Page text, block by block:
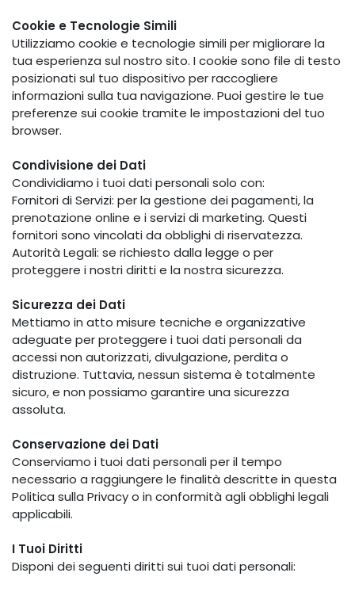
Cookie e Tecnologie Simili
Utilizziamo cookie e tecnologie simili per migliorare la
tua esperienza sul nostro sito. I cookie sono file di testo
posizionati sul tuo dispositivo per raccogliere
informazioni sulla tua navigazione. Puoi gestire le tue
preferenze sui cookie tramite le impostazioni del tuo
browser.
Condivisione dei Dati
Condividiamo i tuoi dati personali solo con:
Fornitori di Servizi: per la gestione dei pagamenti, la
prenotazione online e i servizi di marketing. Questi
fornitori sono vincolati da obblighi di riservatezza.
Autorità Legali: se richiesto dalla legge o per
proteggere i nostri diritti e la nostra sicurezza.
Sicurezza dei Dati
Mettiamo in atto misure tecniche e organizzative
adeguate per proteggere i tuoi dati personali da
accessi non autorizzati, divulgazione, perdita o
distruzione. Tuttavia, nessun sistema è totalmente
sicuro, e non possiamo garantire una sicurezza
assoluta.
Conservazione dei Dati
Conserviamo i tuoi dati personali per il tempo
necessario a raggiungere le finalità descritte in questa
Politica sulla Privacy o in conformità agli obblighi legali
applicabili.
I Tuoi Diritti
Disponi dei seguenti diritti sui tuoi dati personali: